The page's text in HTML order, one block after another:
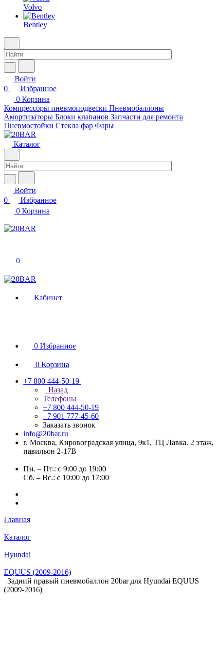
Volvo
Bentley
Войти
0
Избранное
0 Корзина
Компрессоры пневмоподвески Пневмобаллоны
Амортизаторы Блоки клапанов Запчасти для ремонта
Пневмостойки Стекла фар Фары
Каталог
Войти
0
Избранное
0 Корзина
0
Кабинет
0 Избранное
0 Корзина
+7 800 444-50-19
Назад
Телефоны
+7 800 444-50-19
+7 901 777-45-60
Заказать звонок
info@20bar.ru
г. Москва, Кировоградская улица, 9к1, ТЦ Лавка. 2 этаж,
павильон 2-17В
Пн. – Пт.: с 9:00 до 19:00
Сб. – Вс.: с 10:00 до 17:00
Главная
Каталог
Hyundai
EQUUS (2009-2016)
Задний правый пневмобаллон 20bar для Hyundai EQUUS
(2009-2016)